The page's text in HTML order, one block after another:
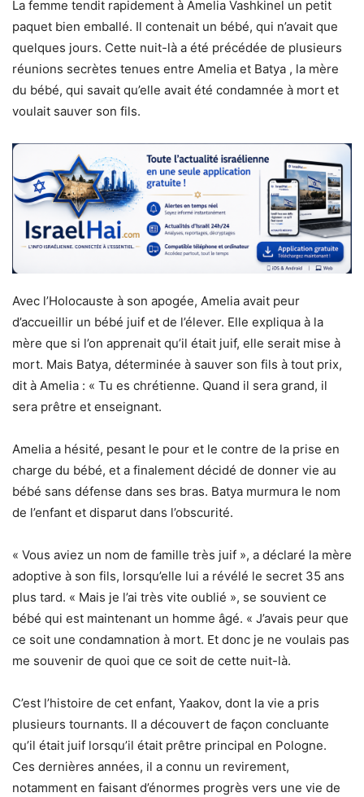
La femme tendit rapidement à Amelia Vashkinel un petit
paquet bien emballé. Il contenait un bébé, qui n’avait que
quelques jours. Cette nuit-là a été précédée de plusieurs
réunions secrètes tenues entre Amelia et Batya , la mère
du bébé, qui savait qu’elle avait été condamnée à mort et
voulait sauver son fils.
Avec l’Holocauste à son apogée, Amelia avait peur
d’accueillir un bébé juif et de l’élever. Elle expliqua à la
mère que si l’on apprenait qu’il était juif, elle serait mise à
mort. Mais Batya, déterminée à sauver son fils à tout prix,
dit à Amelia : « Tu es chrétienne. Quand il sera grand, il
sera prêtre et enseignant.
Amelia a hésité, pesant le pour et le contre de la prise en
charge du bébé, et a finalement décidé de donner vie au
bébé sans défense dans ses bras. Batya murmura le nom
de l’enfant et disparut dans l’obscurité.
« Vous aviez un nom de famille très juif », a déclaré la mère
adoptive à son fils, lorsqu’elle lui a révélé le secret 35 ans
plus tard. « Mais je l’ai très vite oublié », se souvient ce
bébé qui est maintenant un homme âgé. « J’avais peur que
ce soit une condamnation à mort. Et donc je ne voulais pas
me souvenir de quoi que ce soit de cette nuit-là.
C’est l’histoire de cet enfant, Yaakov, dont la vie a pris
plusieurs tournants. Il a découvert de façon concluante
qu’il était juif lorsqu’il était prêtre principal en Pologne.
Ces dernières années, il a connu un revirement,
notamment en faisant d’énormes progrès vers une vie de